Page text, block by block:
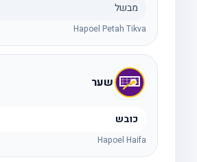
מבשל
Hapoel Petah Tikva
שער
כובש
Hapoel Haifa